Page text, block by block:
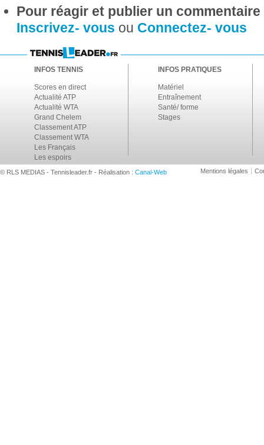
Pour réagir et publier un
Inscrivez- vous ou Connectez- vous
INFOS TENNIS
Scores en direct
Actualité ATP
Actualité WTA
Grand Chelem
Classement ATP
Classement WTA
Les Français
Les espoirs
INFOS PRATIQUES
Matériel
Entraînement
Santé/ forme
Stages
© RLS MEDIAS - Tennisleader.fr - Réalisation : Canal-Web Mentions légales